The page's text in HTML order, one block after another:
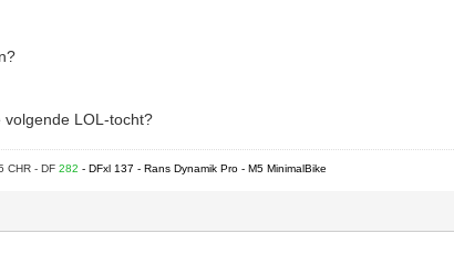
volgende LOL-tocht?
CHR - DF282- DFxl 137 - Rans Dynamik Pro - M5 MinimalBike